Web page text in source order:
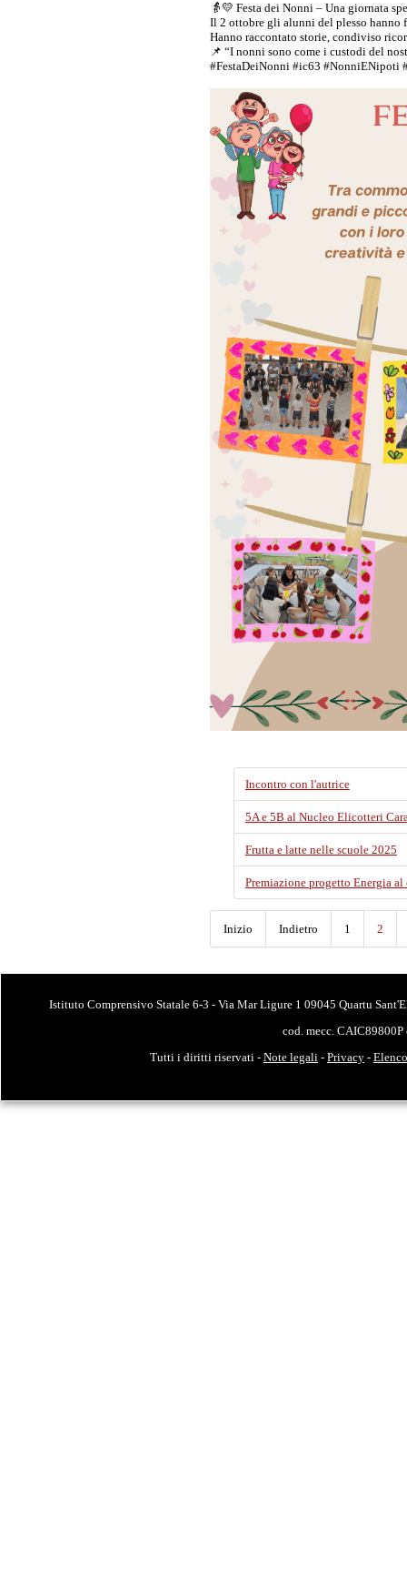
👵💛 Festa dei Nonni – Una giornata
Il 2 ottobre gli alunni del plesso
Hanno raccontato storie, condiviso
📌 “I nonni sono come i custodi del
#FestaDeiNonni #ic63 #NonniENipoti
Incontro con l'autrice
5A e 5B al Nucleo Elicotteri
Frutta e latte nelle scuole 2025
Premiazione progetto Energia al
Inizio Indietro 1 2
Istituto Comprensivo Statale 6-3 - Via Mar Ligure 1 09045 Quartu
cod. mecc.
Tutti i diritti riservati - Note legali - Privacy -